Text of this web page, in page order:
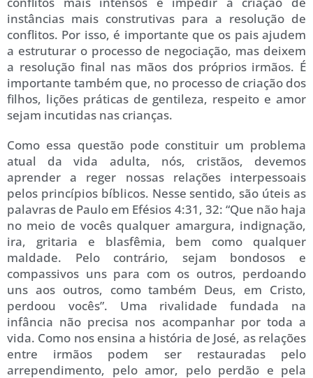
instâncias mais construtivas para a resolução de
conflitos. Por isso, é importante que os pais ajudem
a estruturar o processo de negociação, mas deixem
a resolução final nas mãos dos próprios irmãos. É
importante também que, no processo de criação dos
filhos, lições práticas de gentileza, respeito e amor
sejam incutidas nas crianças.
Como essa questão pode constituir um problema
atual da vida adulta, nós, cristãos, devemos
aprender a reger nossas relações interpessoais
pelos princípios bíblicos. Nesse sentido, são úteis as
palavras de Paulo em Efésios 4:31, 32: “Que não haja
no meio de vocês qualquer amargura, indignação,
ira, gritaria e blasfêmia, bem como qualquer
maldade. Pelo contrário, sejam bondosos e
compassivos uns para com os outros, perdoando
uns aos outros, como também Deus, em Cristo,
perdoou vocês”. Uma rivalidade fundada na
infância não precisa nos acompanhar por toda a
vida. Como nos ensina a história de José, as relações
entre irmãos podem ser restauradas pelo
arrependimento, pelo amor, pelo perdão e pela